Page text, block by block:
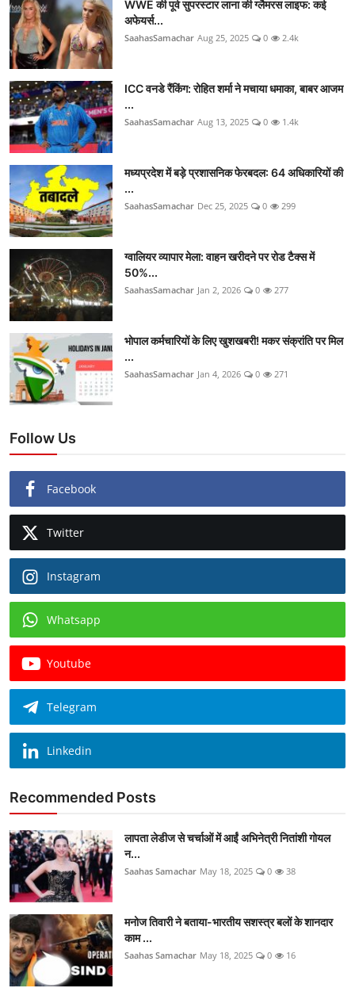
WWE की पूर्व सुपरस्टार लाना की ग्लैमरस लाइफ: कई
अफेयर्स...
SaahasSamachar Aug 25, 2025 0 2.4k
ICC वनडे रैंकिंग: रोहित शर्मा ने मचाया धमाका, बाबर आजम
...
SaahasSamachar Aug 13, 2025 0 1.4k
मध्यप्रदेश में बड़े प्रशासनिक फेरबदल: 64 अधिकारियों की
...
SaahasSamachar Dec 25, 2025 0 299
ग्वालियर व्यापार मेला: वाहन खरीदने पर रोड टैक्स में
50%...
SaahasSamachar Jan 2, 2026 0 277
भोपाल कर्मचारियों के लिए खुशखबरी! मकर संक्रांति पर मिल
...
SaahasSamachar Jan 4, 2026 0 271
Follow Us
Facebook
Twitter
Instagram
Whatsapp
Youtube
Telegram
Linkedin
Recommended Posts
लापता लेडीज से चर्चाओं में आईं अभिनेत्री नितांशी गोयल
न...
Saahas Samachar May 18, 2025 0 38
मनोज तिवारी ने बताया-भारतीय सशस्त्र बलों के शानदार
काम ...
Saahas Samachar May 18, 2025 0 16